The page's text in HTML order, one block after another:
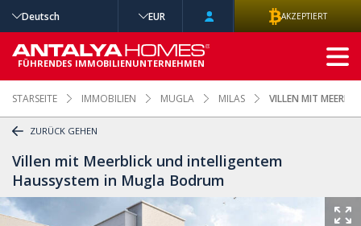
STARSEITE IMMOBILIEN MUGLA MILAS VILLEN MIT
ZURÜCK GEHEN
Villen mit Meerblick und intelligentem
Haussystem in Mugla Bodrum
Deutsch EUR AKZEPTIERT
FÜHRENDES IMMOBILIENUNTERNEHMEN
ERWEITERTE
SUCHE